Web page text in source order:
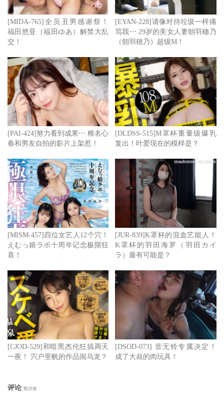
为，实则积累了宝贵的演绎经验，这些经验也终于在喜剧节
目《笑傲江湖》中得以爆发。她跟余饮南、孙欣博的多场表
演都得到了观众的一致认可，有人甚至怀疑沈杨美芝和余饮
南是否为情侣，可想而知他们的演技有多么心有灵犀。
从2016年走红至今已经过去了4年之久，想必如今的沈杨美
芝已经有了更好的发展，我想无论走多么远，当她想起沈奂
傒、沈姌这些曾经用过的名字都是温馨的吧，祝福她！
姓名：沈杨美芝
曾用名：沈奂傒/沈姌
出生年月：1993年12月30日
职业：演员/模特
[MIDA-765]全员丑男感谢祭！
福田悠亚（福田ゆあ）解禁大乱
交！
[EYAN-228]请像对待垃圾一样痛
骂我⋯ 29岁的美女人妻朝羽穗乃
（朝羽穂乃）超级M！
[PAI-424]努力看到成果⋯ 椎名心
春和男友自拍的影片上架惹！
[DLDSS-515]M罩杯重量级爆乳
复出！叶爱现在的模样是？
[MISM-457]四位女艺人12个穴！
えむっ娘ラボ十周年记念极限狂
喜！
[JUR-839]K罩杯的混血艺能人！
K罩杯的羽田海罗（羽田カイ
ラ）最有可能是？
[CJOD-529]和暗黑杰伦狂搞两天
一夜！ 宍户里帆的作品闹乌龙？
[DSOD-073] 音无铃专属决定！
成了大叔的肉玩具！
评论 抢沙发